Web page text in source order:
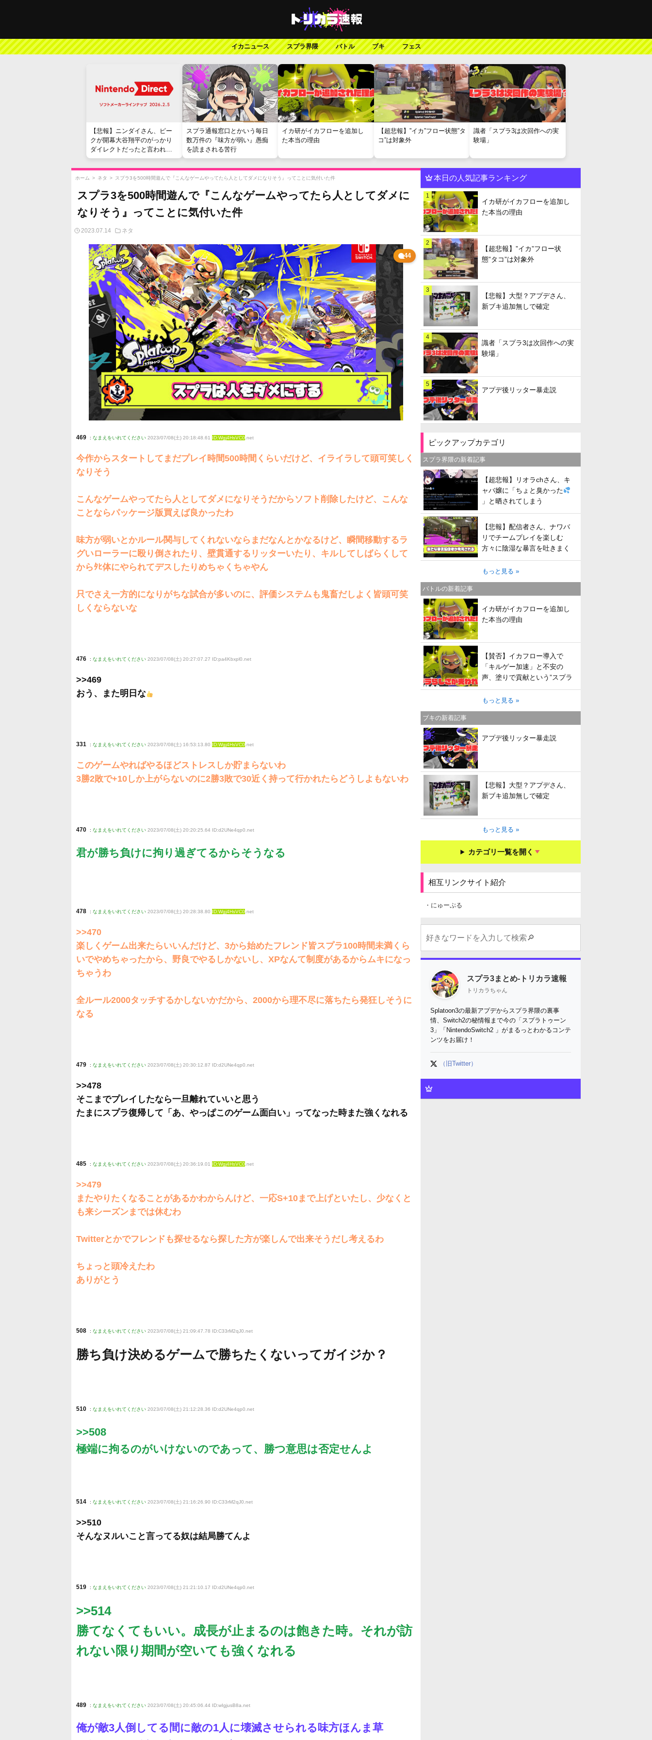
イカニュース スプラ界隈 バトル ブキ フェス
【悲報】ニンダイさん、ピー
クが開幕大谷翔平のがっかり
ダイレクトだったと言われて
しまう
スプラ通報窓口とかいう毎日
数万件の『味方が弱い』愚痴
を読まされる苦行
イカ研がイカフローを追加し
た本当の理由
【超悲報】”イカ”フロー状態”タ
コ”は対象外
識者「スプラ3は次回作への実
験場」
ホーム > ネタ > スプラ3を500時間遊んで『こんなゲームやってたら人としてダメになりそう』ってことに気付いた件
スプラ3を500時間遊んで『こんなゲームやってたら人としてダメに
なりそう』ってことに気付いた件
2023.07.14 ネタ
44
469 : なまえをいれてください 2023/07/08(土) 20:18:48.61 ID:Wgj4HsVC0 .net
今作からスタートしてまだプレイ時間500時間くらいだけど、イライラして頭可笑しく
なりそう
こんなゲームやってたら人としてダメになりそうだからソフト削除したけど、こんな
ことならパッケージ版買えば良かったわ
味方が弱いとかルール関与してくれないならまだなんとかなるけど、瞬間移動するラ
グいローラーに殴り倒されたり、壁貫通するリッターいたり、キルしてしばらくして
からﾀﾋ体にやられてデスしたりめちゃくちゃやん
只でさえ一方的になりがちな試合が多いのに、評価システムも鬼畜だしよく皆頭可笑
しくならないな
476 : なまえをいれてください 2023/07/08(土) 20:27:07.27 ID:pa4Kbxpl0 .net
>>469
おう、また明日な
331 : なまえをいれてください 2023/07/08(土) 16:53:13.80 ID:Wgj4HsVC0.net
このゲームやればやるほどストレスしか貯まらないわ
3勝2敗で+10しか上がらないのに2勝3敗で30近く持って行かれたらどうしよもないわ
470 : なまえをいれてください 2023/07/08(土) 20:20:25.64 ID:d2UNe4qp0.net
君が勝ち負けに拘り過ぎてるからそうなる
478 : なまえをいれてください 2023/07/08(土) 20:28:38.80 ID:Wgj4HsVC0 .net
>>470
楽しくゲーム出来たらいいんだけど、3から始めたフレンド皆スプラ100時間未満くら
いでやめちゃったから、野良でやるしかないし、XPなんて制度があるからムキになっ
ちゃうわ
全ルール2000タッチするかしないかだから、2000から理不尽に落ちたら発狂しそうに
なる
479 : なまえをいれてください 2023/07/08(土) 20:30:12.87 ID:d2UNe4qp0 .net
>>478
そこまでプレイしたなら一旦離れていいと思う
たまにスプラ復帰して「あ、やっぱこのゲーム面白い」ってなった時また強くなれる
485 : なまえをいれてください 2023/07/08(土) 20:36:19.01 ID:Wgj4HsVC0 .net
>>479
またやりたくなることがあるかわからんけど、一応S+10まで上げといたし、少なくと
も来シーズンまでは休むわ
Twitterとかでフレンドも探せるなら探した方が楽しんで出来そうだし考えるわ
ちょっと頭冷えたわ
ありがとう
508 : なまえをいれてください 2023/07/08(土) 21:09:47.78 ID:C33rM2qJ0 .net
勝ち負け決めるゲームで勝ちたくないってガイジか？
510 : なまえをいれてください 2023/07/08(土) 21:12:28.36 ID:d2UNe4qp0.net
>>508
極端に拘るのがいけないのであって、勝つ意思は否定せんよ
514 : なまえをいれてください 2023/07/08(土) 21:16:26.90 ID:C33rM2qJ0 .net
>>510
そんなヌルいこと言ってる奴は結局勝てんよ
519 : なまえをいれてください 2023/07/08(土) 21:21:10.17 ID:d2UNe4qp0 .net
>>514
勝てなくてもいい。成長が止まるのは飽きた時。それが訪
れない限り期間が空いても強くなれる
489 : なまえをいれてください 2023/07/08(土) 20:45:06.44 ID:wIgjusB8a .net
俺が敵3人倒してる間に敵の1人に壊滅させられる味方ほんま草
本日の人気記事ランキング
1
イカ研がイカフローを追加し
た本当の理由
2
【超悲報】”イカ”フロー状
態”タコ”は対象外
3
【悲報】大型？アプデさん、
新ブキ追加無しで確定
4
識者「スプラ3は次回作への実
験場」
5
アプデ後リッター暴走説
ピックアップカテゴリ
スプラ界隈の新着記事
【超悲報】リオラchさん、キ
ャバ嬢に「ちょと臭かった
」と晒されてしまう
【悲報】配信者さん、ナワバ
リでチームプレイを楽しむ
方々に陰湿な暴言を吐きまく
ってしまう
もっと見る »
バトルの新着記事
イカ研がイカフローを追加し
た本当の理由
【賛否】イカフロー導入で
「キルゲー加速」と不安の
声、塗りで貢献という”スプラ
らしさ”は失われてしまうのか
もっと見る »
ブキの新着記事
アプデ後リッター暴走説
【悲報】大型？アプデさん、
新ブキ追加無しで確定
もっと見る »
カテゴリ一覧を開く
相互リンクサイト紹介
・にゅーぷる
スプラ3まとめ-トリカラ速報
トリカラちゃん
Splatoon3の最新アプデからスプラ界隈の裏事
情、Switch2の秘情報まで今の「スプラトゥーン
3」「NintendoSwitch2 」がまるっとわかるコンテ
ンツをお届け！
（旧Twitter）